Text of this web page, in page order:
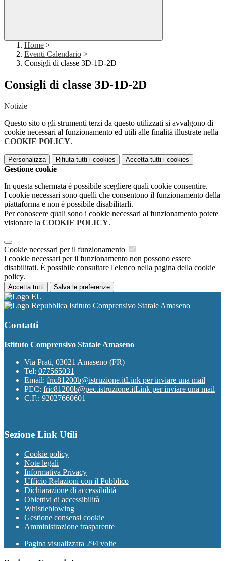
Home >
Eventi Calendario >
Consigli di classe 3D-1D-2D
Consigli di classe 3D-1D-2D
Notizie
Questo sito o gli strumenti terzi da questo utilizzati si avvalgono di
cookie necessari al funzionamento ed utili alle finalità illustrate nella
COOKIE POLICY.
Personalizza Rifiuta tutti i cookies Accetta tutti i cookies
Gestione cookie
In questa schermata è possibile scegliere quali cookie consentire.
I cookie necessari sono quelli che consentono il funzionamento della
piattaforma e non è possibile disabilitarli.
Per conoscere quali sono i cookie necessari al funzionamento potete
visionare la COOKIE POLICY.
Cookie necessari per il funzionamento
I cookie necessari per il funzionamento non possono essere
disabilitati. È possibile consultare l'elenco nella pagina della cookie
policy.
Accetta tutti Salva le preferenze
Istituto Comprensivo Statale Amaseno
Contatti
Istituto Comprensivo Statale Amaseno
Via Prati, 03021 Amaseno (FR)
Tel: 077565031
Email: fric81200b@istruzione.itLink per inviare una mail
PEC: fric81200b@pec.istruzione.itLink per inviare una mail
C.F.: 92027660601
Sezione Link Utili
Cookie policy
Note legali
Informativa Privacy
Ufficio Relazioni con il Pubblico
Dichiarazione di accessibilità
Obiettivi di accessibilità
Whistleblowing
Gestione consensi cookie
Amministrazione trasparente
Pagina visualizzata 294 volte